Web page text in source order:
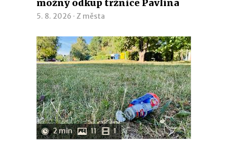
možný odkup tržnice Pavlína
5. 8. 2026 · Z města
2 min 11 1